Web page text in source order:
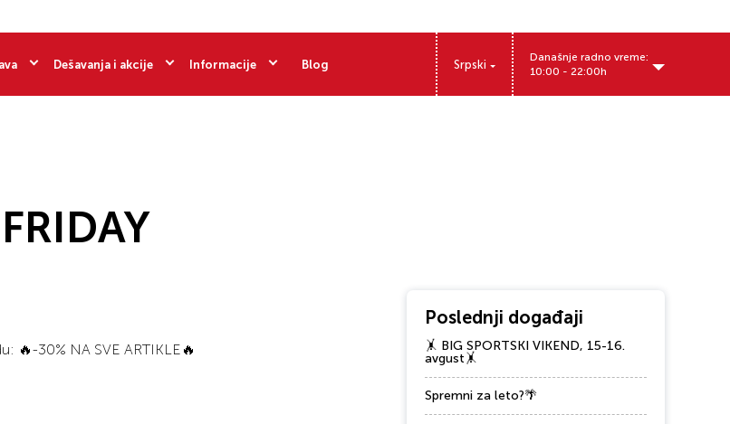
Dešavanja i akcije Informacije Blog Srpski
Današnje radno vreme:
10:00 - 22:00h
🔥-30% NA SVE ARTIKLE🔥
Poslednji događaji
🤸 BIG SPORTSKI VIKEND, 15-16.
avgust🤸
Spremni za leto?🌴